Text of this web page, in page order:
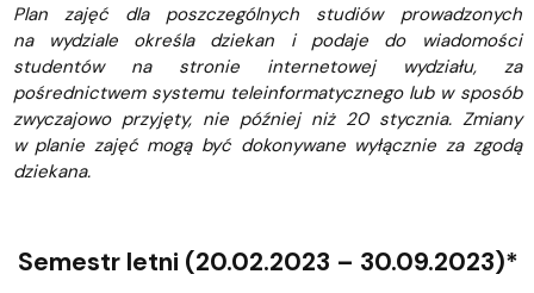
Plan zajęć dla poszczególnych studiów prowadzonych
na wydziale określa dziekan i podaje do wiadomości
studentów na stronie internetowej wydziału, za
pośrednictwem systemu teleinformatycznego lub w sposób
zwyczajowo przyjęty, nie później niż 20 stycznia. Zmiany
w planie zajęć mogą być dokonywane wyłącznie za zgodą
dziekana.
Semestr letni (20.02.2023 – 30.09.2023)*